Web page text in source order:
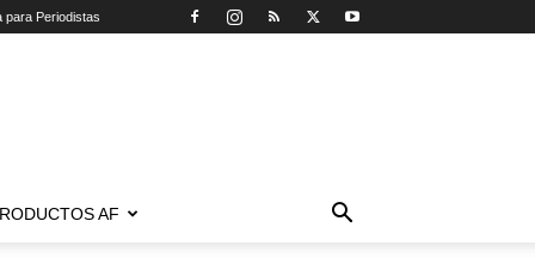
para Periodistas
AF